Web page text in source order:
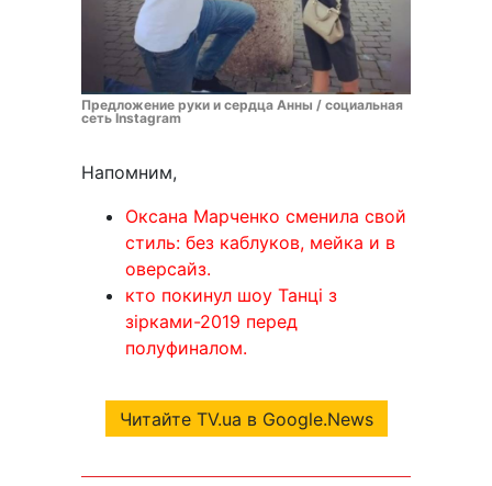
Предложение руки и сердца Анны / социальная
сеть Instagram
Напомним,
Оксана Марченко сменила свой
стиль: без каблуков, мейка и в
оверсайз.
кто покинул шоу Танці з
зірками-2019 перед
полуфиналом.
Читайте TV.ua в Google.News